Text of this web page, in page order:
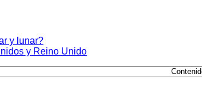
y lunar?
y Reino Unido